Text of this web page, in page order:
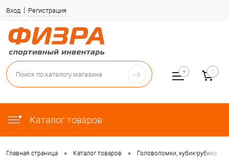
Вход Регистрация
Каталог товаров
0
Главная страница • Каталог товаров • Головоломки, кубик-рубика